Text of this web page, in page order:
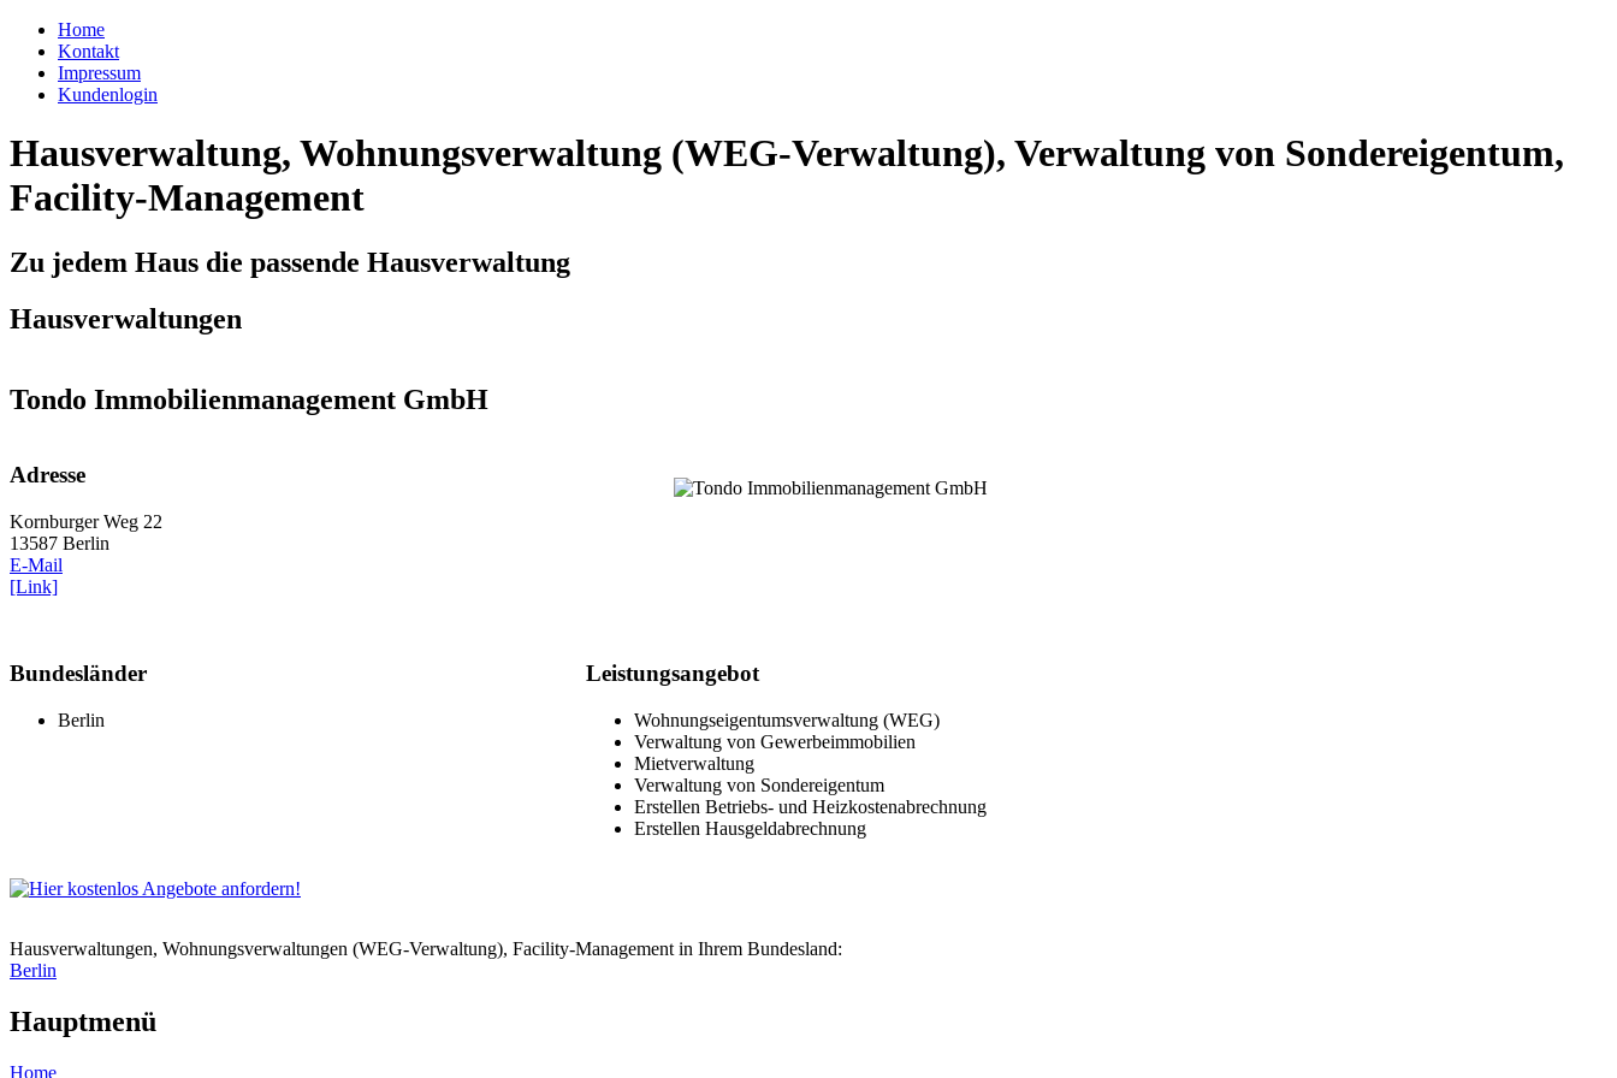
Home
Kontakt
Impressum
Kundenlogin
Hausverwaltung, Wohnungsverwaltung (WEG-Verwaltung), Verwaltung von Sondereigentum,
Facility-Management
Zu jedem Haus die passende Hausverwaltung
Hausverwaltungen
Tondo Immobilienmanagement GmbH
Adresse
Kornburger Weg 22
13587 Berlin
E-Mail
[Link]
Bundesländer
Berlin
Leistungsangebot
Wohnungseigentumsverwaltung (WEG)
Verwaltung von Gewerbeimmobilien
Mietverwaltung
Verwaltung von Sondereigentum
Erstellen Betriebs- und Heizkostenabrechnung
Erstellen Hausgeldabrechnung
Hausverwaltungen, Wohnungsverwaltungen (WEG-Verwaltung), Facility-Management in Ihrem Bundesland:
Berlin
Hauptmenü
Home